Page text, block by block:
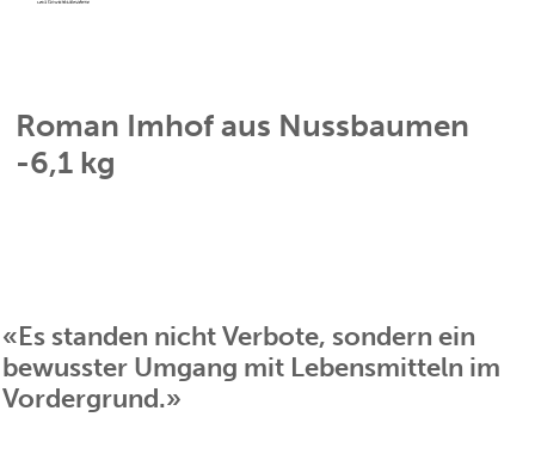
Roman Imhof aus Nussbaumen
-6,1 kg
«Es standen nicht Verbote, sondern ein
bewusster Umgang mit Lebensmitteln im
Vordergrund.»